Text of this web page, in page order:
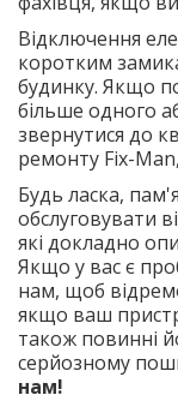
Відключення
коротким
будинку. Якщо
більше одного
звернутися до
ремонту Fix-
Будь ласка,
обслуговувати
які докладно
Якщо у вас є
нам, щоб
якщо ваш
також повинні
серйозному
нам!